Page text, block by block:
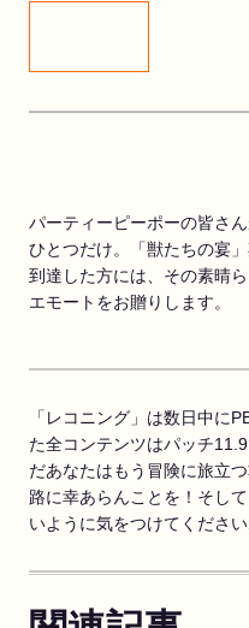
パーティーピーポーの皆さ
ひとつだけ。「獣たちの宴
到達した方には、その素晴
エモートをお贈りします。
「レコニング」は数日中に
た全コンテンツはパッチ
だあなたはもう冒険に旅立
路に幸あらんことを！そし
いように気をつけてください